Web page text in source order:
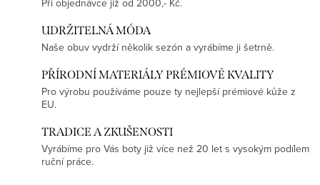
Při objednávce již od 2000,- Kč.
UDRŽITELNÁ MÓDA
Naše obuv vydrží několik sezón a vyrábíme ji šetrně.
PŘÍRODNÍ MATERIÁLY PRÉMIOVÉ KVALITY
Pro výrobu používáme pouze ty nejlepší prémiové kůže z
EU.
TRADICE A ZKUŠENOSTI
Vyrábíme pro Vás boty již více než 20 let s vysokým podílem
ruční práce.